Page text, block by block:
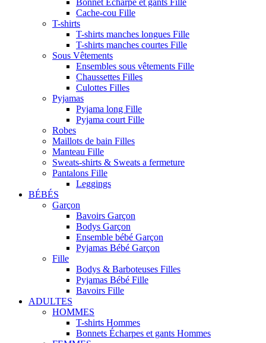
Bonnet Écharpe et gants Fille
Cache-cou Fille
T-shirts
T-shirts manches longues Fille
T-shirts manches courtes Fille
Sous Vêtements
Ensembles sous vêtements Fille
Chaussettes Filles
Culottes Filles
Pyjamas
Pyjama long Fille
Pyjama court Fille
Robes
Maillots de bain Filles
Manteau Fille
Sweats-shirts & Sweats a fermeture
Pantalons Fille
Leggings
BÉBÉS
Garçon
Bavoirs Garçon
Bodys Garçon
Ensemble bébé Garçon
Pyjamas Bébé Garçon
Fille
Bodys & Barboteuses Filles
Pyjamas Bébé Fille
Bavoirs Fille
ADULTES
HOMMES
T-shirts Hommes
Bonnets Écharpes et gants Hommes